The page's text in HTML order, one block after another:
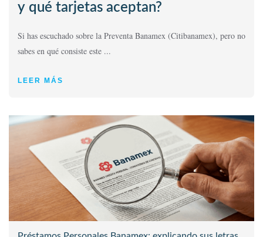
y qué tarjetas aceptan?
Si has escuchado sobre la Preventa Banamex (Citibanamex), pero no
sabes en qué consiste este ...
LEER MÁS